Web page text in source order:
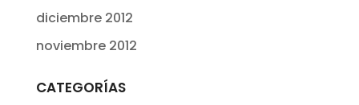
diciembre 2012
noviembre 2012
CATEGORÍAS